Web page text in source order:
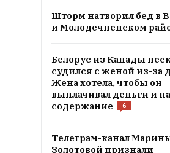
Шторм натворил бед в
и Молодечненском
Белорус из Канады
судился с женой из-за
Жена хотела, чтобы он
выплачивал деньги и
содержание
6
Телеграм-канал
Золотовой признали